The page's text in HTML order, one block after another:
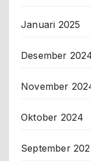
Januari 2025
Desember
November
Oktober 2024
September